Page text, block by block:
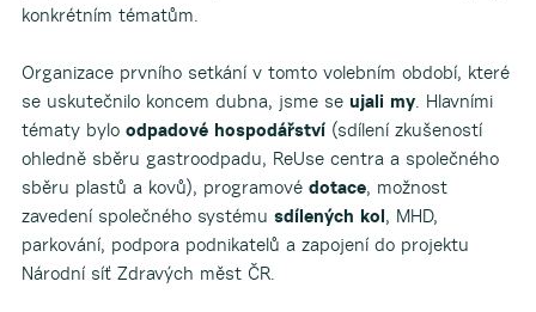
konkrétním tématům.
Organizace prvního setkání v tomto volebním období, které
se uskutečnilo koncem dubna, jsme se ujali my. Hlavními
tématy bylo odpadové hospodářství (sdílení zkušeností
ohledně sběru gastroodpadu, ReUse centra a společného
sběru plastů a kovů), programové dotace, možnost
zavedení společného systému sdílených kol, MHD,
parkování, podpora podnikatelů a zapojení do projektu
Národní síť Zdravých měst ČR.